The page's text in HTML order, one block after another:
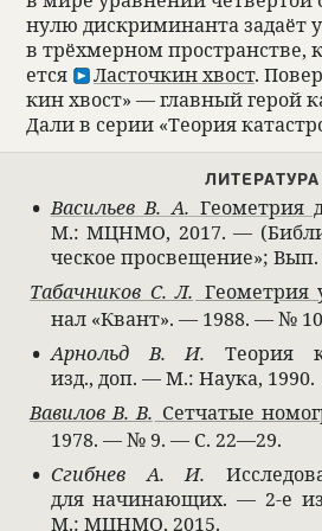
нулю дис­кри­ми­нанта задаёт
в трёхмер­ном про­стран­стве,
ется
Ласточ­кин хвост.
кин хвост» — глав­ный герой
Дали в серии «Тео­рия
ЛИТЕ­РА­ТУРА
Васи­льев В. А. Геомет­рия
М.: МЦНМО, 2017. —
че­ское про­свеще­ние»; Вып.
Табач­ни­ков С. Л. Геомет­рия
нал «Квант». — 1988. — №
Арнольд В. И. Тео­рия
изд., доп. — М.: Наука, 1990.
Вави­лов В. В. Сет­ча­тые
1978. — № 9. — С. 22—29.
Сгиб­нев А. И.
для начи­нающих. — 2-е
М.: МЦНМО, 2015.